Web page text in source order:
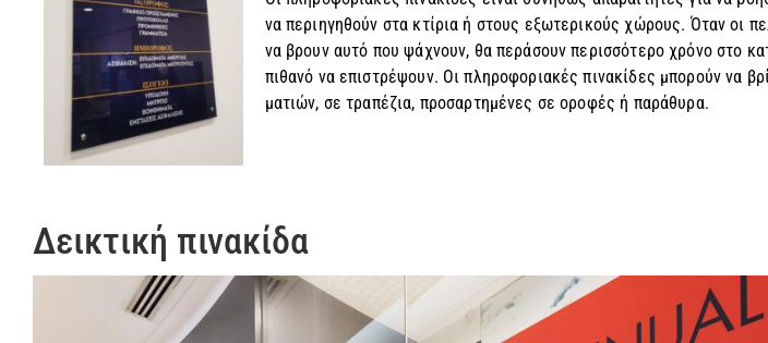
να περιηγηθούν στα κτίρια ή στους εξωτερικούς χώρους. Όταν οι
να βρουν αυτό που ψάχνουν, θα περάσουν περισσότερο χρόνο στο
πιθανό να επιστρέψουν. Οι πληροφοριακές πινακίδες μπορούν να
ματιών, σε τραπέζια, προσαρτημένες σε οροφές ή παράθυρα.
Δεικτική πινακίδα